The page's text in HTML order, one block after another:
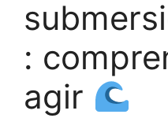
:
agir